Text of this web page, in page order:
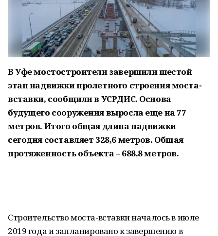
В Уфе мостостроители завершили шестой
этап надвижки пролетного строения моста-
вставки, сообщили в УСРДИС. Основа
будущего сооружения выросла еще на 77
метров. Итого общая длина надвижки
сегодня составляет 328,6 метров. Общая
протяженность объекта – 688,8 метров.
Строительство моста-вставки началось в июле
2019 года и запланировано к завершению в